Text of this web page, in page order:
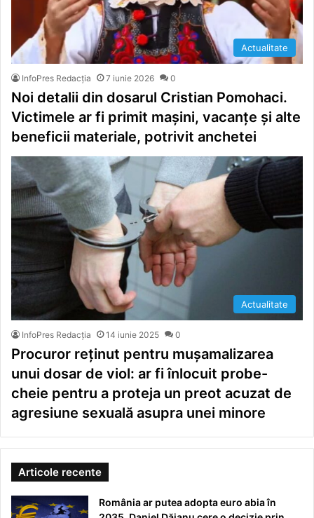
Actualitate
InfoPres Redacția 7 iunie 2026 0
Noi detalii din dosarul Cristian Pomohaci.
Victimele ar fi primit mașini, vacanțe și alte
beneficii materiale, potrivit anchetei
Actualitate
InfoPres Redacția 14 iunie 2025 0
Procuror reținut pentru mușamalizarea
unui dosar de viol: ar fi înlocuit probe-
cheie pentru a proteja un preot acuzat de
agresiune sexuală asupra unei minore
Articole recente
România ar putea adopta euro abia în